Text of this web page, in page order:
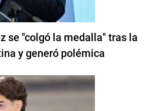
se "colgó la medalla" tras la
y generó polémica